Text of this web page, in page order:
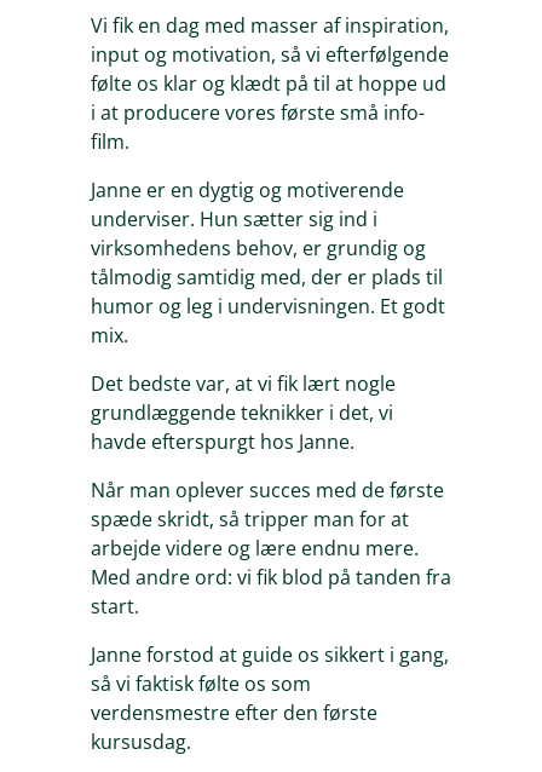
Vi fik en dag med masser af inspiration,
input og motivation, så vi efterfølgende
følte os klar og klædt på til at hoppe ud
i at producere vores første små info-
film.
Janne er en dygtig og motiverende
underviser. Hun sætter sig ind i
virksomhedens behov, er grundig og
tålmodig samtidig med, der er plads til
humor og leg i undervisningen. Et godt
mix.
Det bedste var, at vi fik lært nogle
grundlæggende teknikker i det, vi
havde efterspurgt hos Janne.
Når man oplever succes med de første
spæde skridt, så tripper man for at
arbejde videre og lære endnu mere.
Med andre ord: vi fik blod på tanden fra
start.
Janne forstod at guide os sikkert i gang,
så vi faktisk følte os som
verdensmestre efter den første
kursusdag.